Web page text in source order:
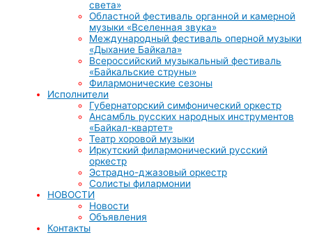
света»
Областной фестиваль органной и камерной
музыки «Вселенная звука»
Международный фестиваль оперной музыки
«Дыхание Байкала»
Всероссийский музыкальный фестиваль
«Байкальские струны»
Филармонические сезоны
Исполнители
Губернаторский симфонический оркестр
Ансамбль русских народных инструментов
«Байкал-квартет»
Театр хоровой музыки
Иркутский филармонический русский
оркестр
Эстрадно-джазовый оркестр
Солисты филармонии
НОВОСТИ
Новости
Объявления
Контакты